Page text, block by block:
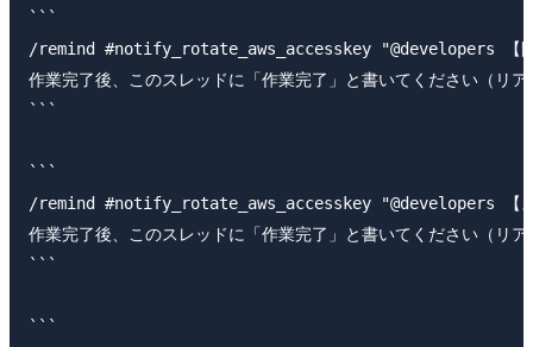
```
/remind #notify_rotate_aws_accesskey "@developers 【開発
作業完了後、このスレッドに「作業完了」と書いてください
```
```
/remind #notify_rotate_aws_accesskey "@developers 【ステ
作業完了後、このスレッドに「作業完了」と書いてください
```
```